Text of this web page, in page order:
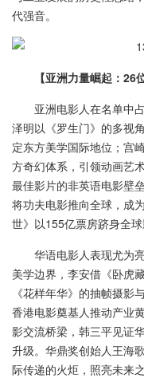
代强音。
【亚洲力量崛起： 26
亚洲电影人在名单中占
泽明以《罗生门》的多视
定东方美学国际地位；宫
方奇幻体系，引领动画艺
最佳影片的非英语电影壁
将功夫电影推向全球，成
世》以155亿票房跻身全
华语电影人表现尤为亮
美学边界，李安借《卧虎
《花样年华》的抽帧摄影
香港电影奠基人推动产业
影交流桥梁，韩三平见证
升级。华鼎奖创始人王海
际传递的火炬，照亮未来